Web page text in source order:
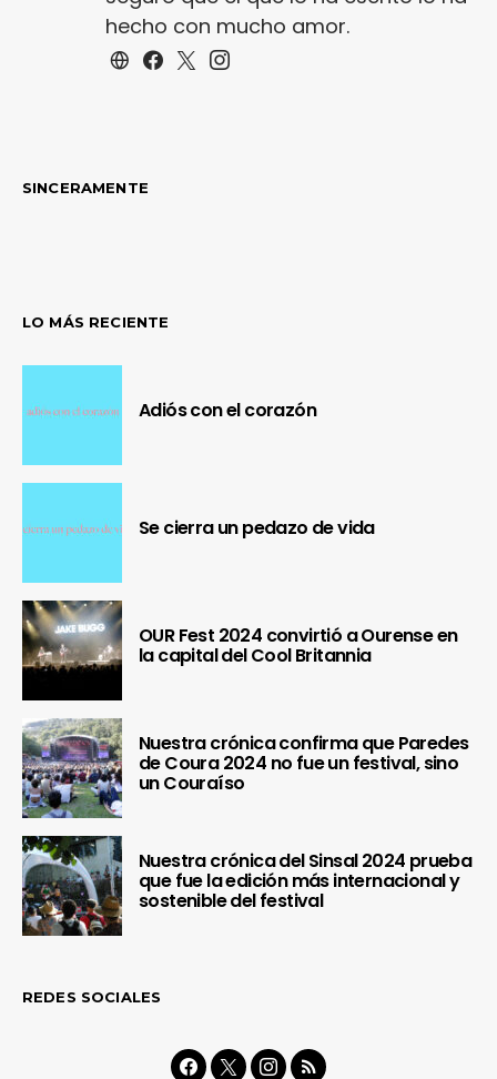
hecho con mucho amor.
SINCERAMENTE
LO MÁS RECIENTE
Adiós con el corazón
Se cierra un pedazo de vida
OUR Fest 2024 convirtió a Ourense en
la capital del Cool Britannia
Nuestra crónica confirma que Paredes
de Coura 2024 no fue un festival, sino
un Couraíso
Nuestra crónica del Sinsal 2024 prueba
que fue la edición más internacional y
sostenible del festival
REDES SOCIALES